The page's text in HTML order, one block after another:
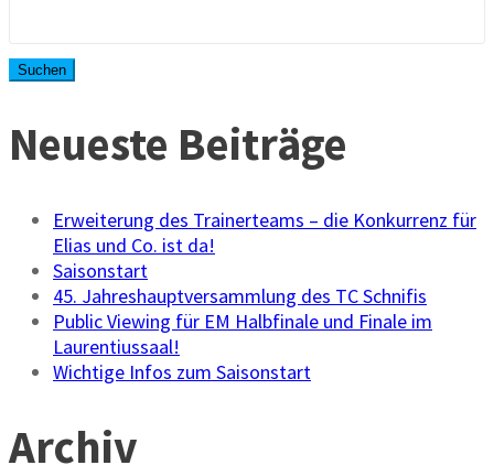
Neueste Beiträge
Erweiterung des Trainerteams – die Konkurrenz für
Elias und Co. ist da!
Saisonstart
45. Jahreshauptversammlung des TC Schnifis
Public Viewing für EM Halbfinale und Finale im
Laurentiussaal!
Wichtige Infos zum Saisonstart
Archiv